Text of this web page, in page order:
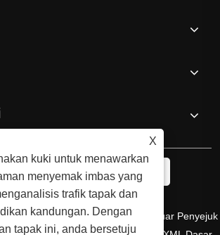
Group, Pencipta Asal dan Pengeluar Penyejuk
X
kuki untuk menawarkan
menyemak imbas yang
trafik tapak dan
kandungan. Dengan
tapak ini, anda bersetuju